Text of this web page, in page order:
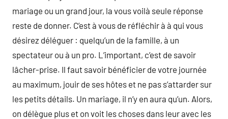
mariage ou un grand jour, la vous voilà seule réponse
reste de donner. C’est à vous de réfléchir à à qui vous
désirez déléguer : quelqu’un de la famille, à un
spectateur ou à un pro. L’important, c’est de savoir
lâcher-prise. Il faut savoir bénéficier de votre journée
au maximum, jouir de ses hôtes et ne pas s’attarder sur
les petits détails. Un mariage, il n’y en aura qu’un. Alors,
on délègue plus et on voit les choses dans leur avec les